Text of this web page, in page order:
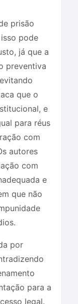
prisão
pode
já que a
preventiva
que o
e
para réus
com
autores
com
e
que não
por
para a
legal.